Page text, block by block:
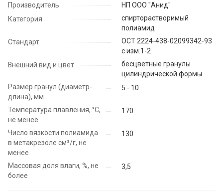
Производитель
НП ООО "Анид"
Категория
спирторастворимый
полиамид
Стандарт
ОСТ 2224-438-02099342-93
с изм.1-2
Внешний вид и цвет
бесцветные гранулы
цилиндрической формы
Размер гранул (диаметр-
длина), мм
5 - 10
Температура плавления, °C,
не менее
170
Число вязкости полиамида
в метакрезоле см³/г, не
менее
130
Массовая доля влаги, %, не
более
3,5